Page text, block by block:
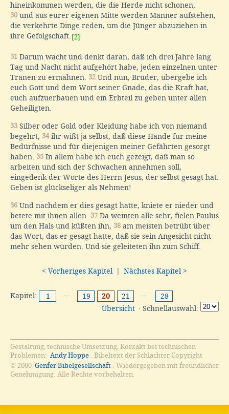
hineinkommen werden, die die Herde nicht schonen;
30 und aus eurer eigenen Mitte werden Männer aufstehen,
die verkehrte Dinge reden, um die Jünger abzuziehen in
ihre Gefolgschaft. [2]
31 Darum wacht und denkt daran, daß ich drei Jahre lang
Tag und Nacht nicht aufgehört habe, jeden einzelnen unter
Tränen zu ermahnen. 32 Und nun, Brüder, übergebe ich
euch Gott und dem Wort seiner Gnade, das die Kraft hat,
euch aufzuerbauen und ein Erbteil zu geben unter allen
Geheiligten.
33 Silber oder Gold oder Kleidung habe ich von niemand
begehrt; 34ihr wißt ja selbst, daß diese Hände für meine
Bedürfnisse und für diejenigen meiner Gefährten gesorgt
haben. 35 In allem habe ich euch gezeigt, daß man so
arbeiten und sich der Schwachen annehmen soll,
eingedenk der Worte des Herrn Jesus, der selbst gesagt hat:
Geben ist glückseliger als Nehmen!
36 Und nachdem er dies gesagt hatte, kniete er nieder und
betete mit ihnen allen. 37 Da weinten alle sehr, fielen Paulus
um den Hals und küßten ihn, 38 am meisten betrübt über
das Wort, das er gesagt hatte, daß sie sein Angesicht nicht
mehr sehen würden. Und sie geleiteten ihn zum Schiff.
< Vorheriges Kapitel Nächstes Kapitel >
Kapitel: 1 ··· 19 20 21 ···
28
Übersicht · Schnellauswahl:
Gestaltung, technische Umsetzung, Kontakt bei technischen
Problemen: Andy Hoppe . Bibeltext der Schlachter Copyright
© 2000 Genfer Bibelgesellschaft . Wiedergegeben mit freundlicher
Genehmigung. Alle Rechte vorbehalten.